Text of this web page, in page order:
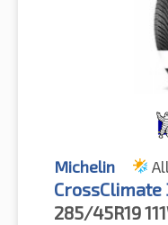
Michelin
CrossClimate
285/45R19